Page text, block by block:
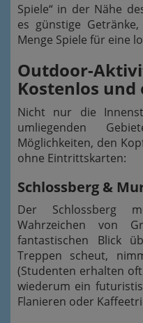
Spiele“ in der Nähe
es günstige
Menge Spiele für eine
Outdoor-
Kostenlos
Nicht nur die
umliegenden
Möglichkeiten, den
ohne Eintrittskarten:
Schlossberg &
Der Schlossberg
Wahrzeichen von
fantastischen Blick
Treppen scheut,
(Studenten erhalten
wiederum ein
Flanieren oder